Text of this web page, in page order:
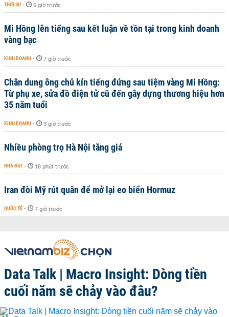
THỜI SỰ - 6 giờ trước
Mi Hồng lên tiếng sau kết luận về tồn tại trong kinh doanh
vàng bạc
KINH DOANH - 7 giờ trước
Chân dung ông chủ kín tiếng đứng sau tiệm vàng Mi Hồng:
Từ phụ xe, sửa đồ điện tử cũ đến gây dựng thương hiệu hơn
35 năm tuổi
KINH DOANH - 3 giờ trước
Nhiều phòng trọ Hà Nội tăng giá
NHÀ ĐẤT - 18 phút trước
Iran đòi Mỹ rút quân để mở lại eo biển Hormuz
QUỐC TẾ - 7 giờ trước
Data Talk | Macro Insight: Dòng tiền
cuối năm sẽ chảy vào đâu?